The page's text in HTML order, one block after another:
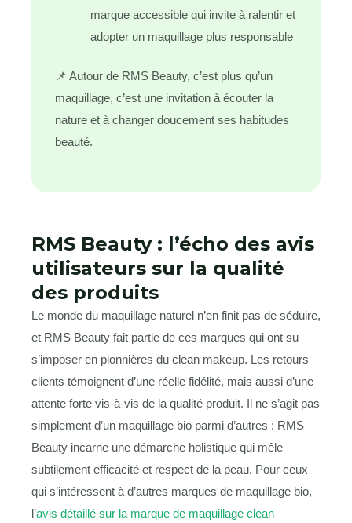
marque accessible qui invite à ralentir et
adopter un maquillage plus responsable
📌 Autour de RMS Beauty, c’est plus qu’un
maquillage, c’est une invitation à écouter la
nature et à changer doucement ses habitudes
beauté.
RMS Beauty : l’écho des avis
utilisateurs sur la qualité
des produits
Le monde du maquillage naturel n’en finit pas de séduire,
et RMS Beauty fait partie de ces marques qui ont su
s’imposer en pionnières du clean makeup. Les retours
clients témoignent d’une réelle fidélité, mais aussi d’une
attente forte vis-à-vis de la qualité produit. Il ne s’agit pas
simplement d’un maquillage bio parmi d’autres : RMS
Beauty incarne une démarche holistique qui mêle
subtilement efficacité et respect de la peau. Pour ceux
qui s’intéressent à d’autres marques de maquillage bio,
l’avis détaillé sur la marque de maquillage clean